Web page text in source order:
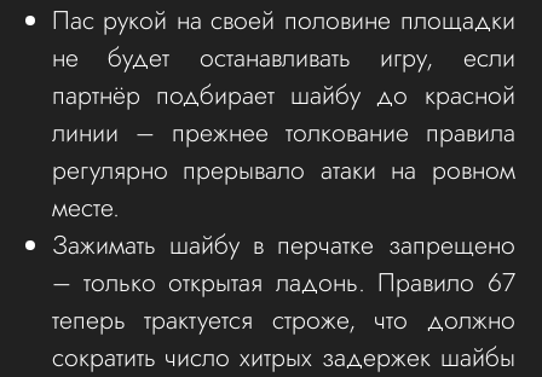
Пас рукой на своей половине площадки
не будет останавливать игру, если
партнёр подбирает шайбу до красной
линии – прежнее толкование правила
регулярно прерывало атаки на ровном
месте.
Зажимать шайбу в перчатке запрещено
– только открытая ладонь. Правило 67
теперь трактуется строже, что должно
сократить число хитрых задержек шайбы